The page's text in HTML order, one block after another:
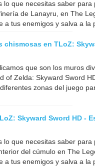
lo que necesitas saber
de Lanayru, en The
a tus enemigos y salva a la
chismosas en TLoZ:
que son los muros
of Zelda: Skyward Sword
zonas del juego
Skyward Sword HD -
lo que necesitas saber
del cúmulo en The
a tus enemigos y salva a la